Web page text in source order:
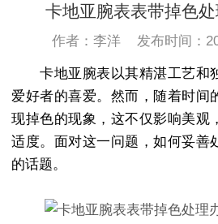
卡地亚腕表表带掉色
作者：李洋 发布时间：
卡地亚腕表以其精湛工艺和
爱好者的喜爱。然而，随着时间
现掉色的现象，这不仅影响美观
适度。面对这一问题，如何妥善
的话题。